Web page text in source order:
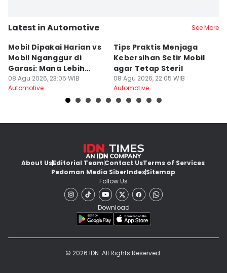
Latest in Automotive See More
Mobil Dipakai Harian vs
Mobil Nganggur di
Garasi: Mana Lebih
Awet?
08 Agu 2026, 23:05 WIB
Automotive
Tips Praktis Menjaga
Kebersihan Setir Mobil
agar Tetap Steril
08 Agu 2026, 22:05 WIB
Automotive
About UsEditorial TeamContact UsTerms of Services
Pedoman Media SiberIndexSitemap
Follow Us
Download
© 2026 IDN. All Rights Reserved.